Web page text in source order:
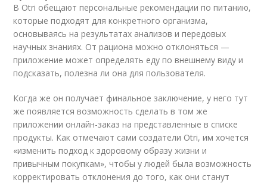
В Otri обещают персональные рекомендации по питанию,
которые подходят для конкретного организма,
основываясь на результатах анализов и передовых
научных знаниях. От рациона можно отклоняться —
приложение может определять еду по внешнему виду и
подсказать, полезна ли она для пользователя.
Когда же он получает финальное заключение, у него тут
же появляется возможность сделать в том же
приложении онлайн-заказ на представленные в списке
продукты. Как отмечают сами создатели Otri, им хочется
«изменить подход к здоровому образу жизни и
привычным покупкам», чтобы у людей была возможность
корректировать отклонения до того, как они станут